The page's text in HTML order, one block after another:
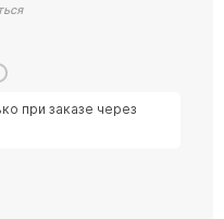
при заказе через